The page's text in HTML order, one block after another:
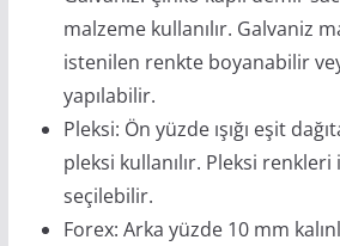
malzeme kullanılır. Galvaniz
istenilen renkte boyanabilir
yapılabilir.
Pleksi: Ön yüzde ışığı eşit
pleksi kullanılır. Pleksi
seçilebilir.
Forex: Arka yüzde 10 mm